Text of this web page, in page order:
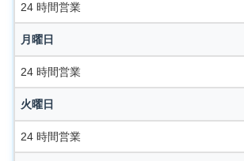
24 時間営業
月曜日
24 時間営業
火曜日
24 時間営業